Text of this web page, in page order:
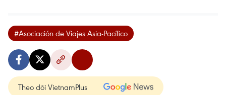
#Asociación de Viajes Asia-Pacífico
Theo dõi VietnamPlus